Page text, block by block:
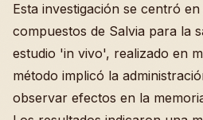
Esta investigación se centró
compuestos de Salvia para la
estudio 'in vivo', realizado en
método implicó la
observar efectos en la